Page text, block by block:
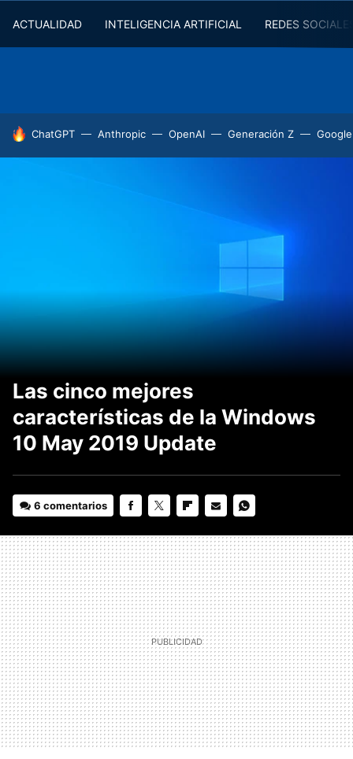
ACTUALIDAD INTELIGENCIA ARTIFICIAL REDES
HOY SE HABLA DE
ChatGPT Anthropic OpenAI Generación Z
Las cinco mejores
características de la Windows
10 May 2019 Update
6 comentarios
MAIL